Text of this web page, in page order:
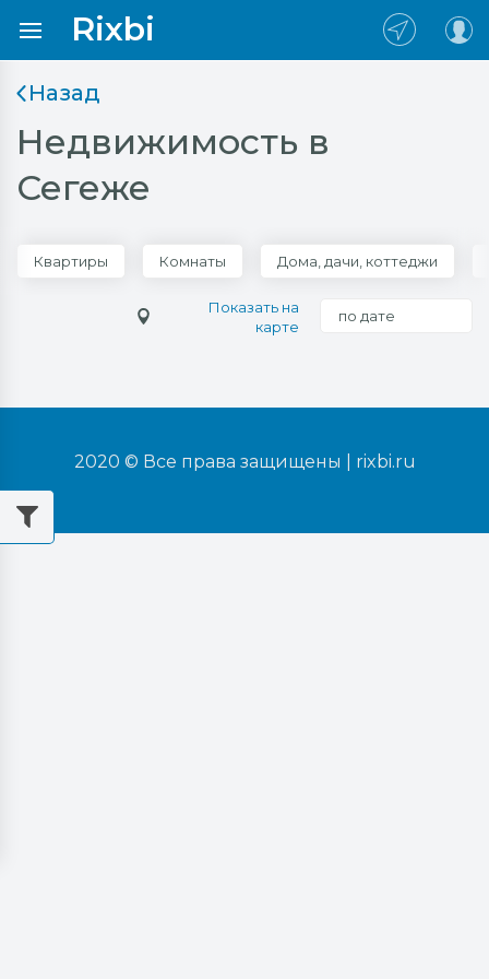
Rixbi
Назад
Недвижимость в
Сегеже
Квартиры Комнаты Дома, дачи, коттеджи
Показать на
карте
по дате
2020 © Все права защищены | rixbi.ru